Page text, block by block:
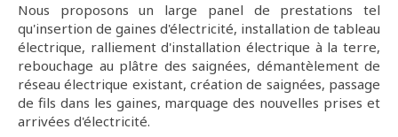
Nous proposons un large panel de prestations tel
qu'insertion de gaines d'électricité, installation de tableau
électrique, ralliement d'installation électrique à la terre,
rebouchage au plâtre des saignées, démantèlement de
réseau électrique existant, création de saignées, passage
de fils dans les gaines, marquage des nouvelles prises et
arrivées d'électricité.